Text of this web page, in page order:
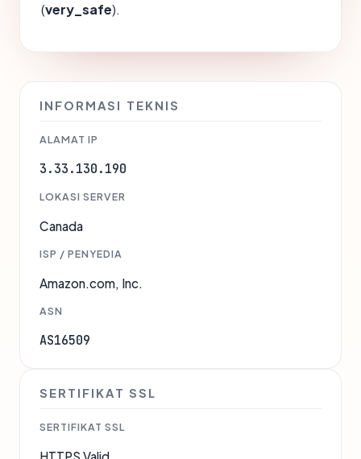
(very_safe).
INFORMASI TEKNIS
ALAMAT IP
3.33.130.190
LOKASI SERVER
Canada
ISP / PENYEDIA
Amazon.com, Inc.
ASN
AS16509
SERTIFIKAT SSL
SERTIFIKAT SSL